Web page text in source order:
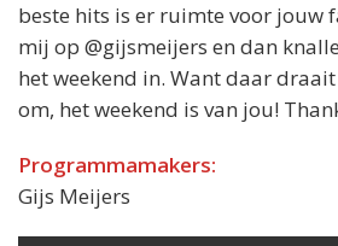
beste hits is er ruimte voor jouw
mij op @gijsmeijers en dan
het weekend in. Want daar
om, het weekend is van jou!
Programmamakers:
Gijs Meijers